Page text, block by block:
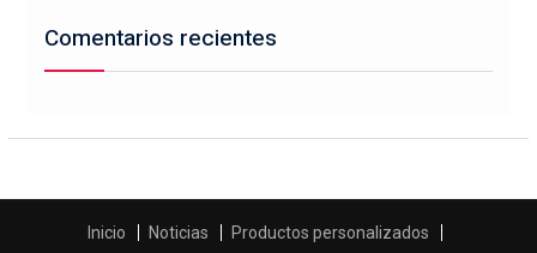
Comentarios recientes
Inicio Noticias
Productos personalizados